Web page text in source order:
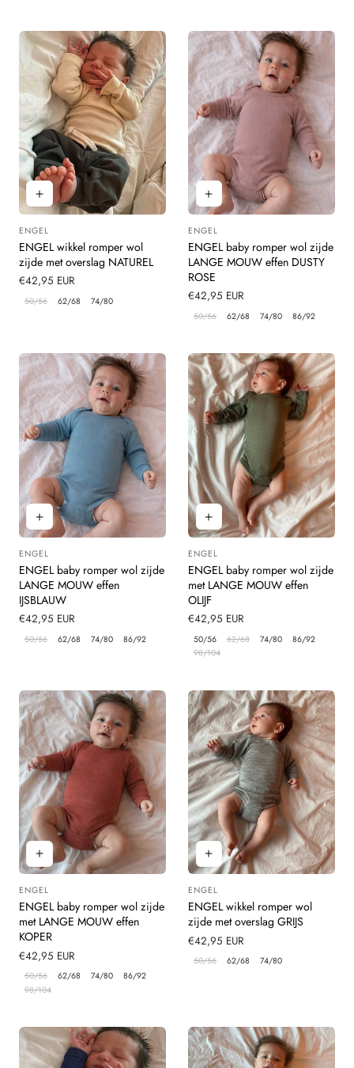
Leverancier:
ENGEL
ENGEL wikkel romper wol
zijde met overslag NATUREL
Normale
prijs
€42,95 EUR
50/56 62/68 74/80
Leverancier:
ENGEL
ENGEL baby romper wol zijde
LANGE MOUW effen DUSTY
ROSE
Normale
prijs
€42,95 EUR
50/56 62/68 74/80 86/92
Leverancier:
ENGEL
ENGEL baby romper wol zijde
LANGE MOUW effen
IJSBLAUW
Normale
prijs
€42,95 EUR
50/56 62/68 74/80 86/92
Leverancier:
ENGEL
ENGEL baby romper wol zijde
met LANGE MOUW effen
OLIJF
Normale
prijs
€42,95 EUR
50/56 62/68 74/80
86/92
98/104
Leverancier:
ENGEL
ENGEL baby romper wol zijde
met LANGE MOUW effen
KOPER
Normale
prijs
€42,95 EUR
50/56 62/68 74/80
86/92
98/104
Leverancier:
ENGEL
ENGEL wikkel romper wol
zijde met overslag GRIJS
Normale
prijs
€42,95 EUR
50/56 62/68 74/80